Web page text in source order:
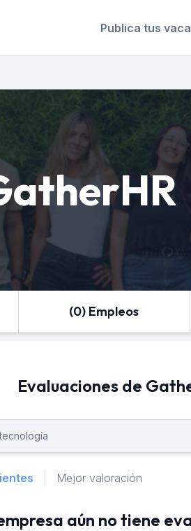
Publica tus
(0) Empleos
Evaluaciones de
Mejor valoración
aún no tiene